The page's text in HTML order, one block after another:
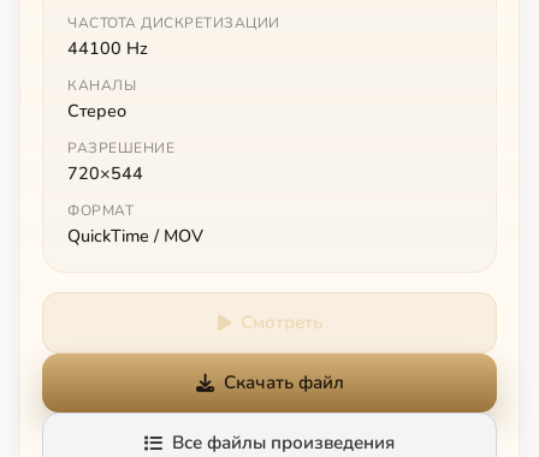
ЧАСТОТА ДИСКРЕТИЗАЦИИ
44100 Hz
КАНАЛЫ
Стерео
РАЗРЕШЕНИЕ
720×544
ФОРМАТ
QuickTime / MOV
Смотреть
Скачать файл
Все файлы произведения